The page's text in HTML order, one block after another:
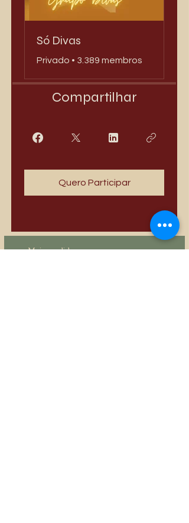
Só Divas
Privado • 3.389 membros
Compartilhar
Quero Participar
Mais vendidos